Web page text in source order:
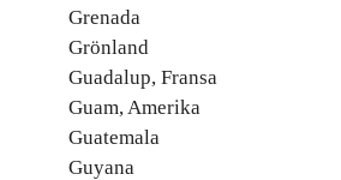
Grenada
Grönland
Guadalup, Fransa
Guam, Amerika
Guatemala
Guyana